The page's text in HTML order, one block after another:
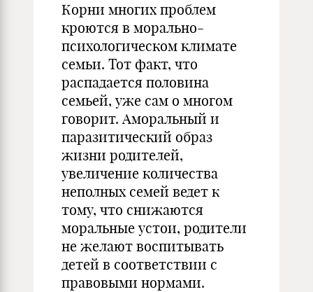
Корни многих проблем
кроются в морально-
психологическом климате
семьи. Тот факт, что
распадается половина
семьей, уже сам о многом
говорит. Аморальный и
паразитический образ
жизни родителей,
увеличение количества
неполных семей ведет к
тому, что снижаются
моральные устои, родители
не желают воспитывать
детей в соответствии с
правовыми нормами.